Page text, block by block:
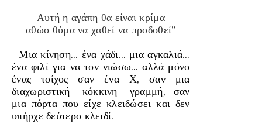
Αυτή η αγάπη θα είναι κρίμα
αθώο θύμα να χαθεί να προδοθεί”
Μια κίνηση… ένα χάδι… μια αγκαλιά…
ένα φιλί για να τον νιώσω… αλλά μόνο
ένας τοίχος σαν ένα Χ, σαν μια
διαχωριστική -κόκκινη- γραμμή, σαν
μια πόρτα που είχε κλειδώσει και δεν
υπήρχε δεύτερο κλειδί.